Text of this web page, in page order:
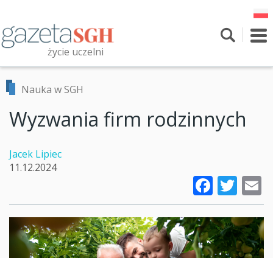
treści
życie uczelni
Przeszukaj witrynę
Nauka w SGH
Wyzwania firm rodzinnych
Jacek Lipiec
11.12.2024